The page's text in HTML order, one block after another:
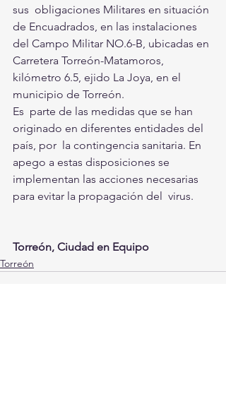
sus  obligaciones Militares en situación
de Encuadrados, en las instalaciones
del Campo Militar NO.6-B, ubicadas en
Carretera Torreón-Matamoros,
kilómetro 6.5, ejido La Joya, en el
municipio de Torreón.
Es  parte de las medidas que se han
originado en diferentes entidades del
país, por  la contingencia sanitaria. En
apego a estas disposiciones se
implementan las acciones necesarias
para evitar la propagación del  virus.
Torreón, Ciudad en Equipo
Torreón